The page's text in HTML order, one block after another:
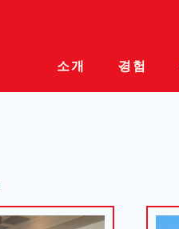
소개 경험